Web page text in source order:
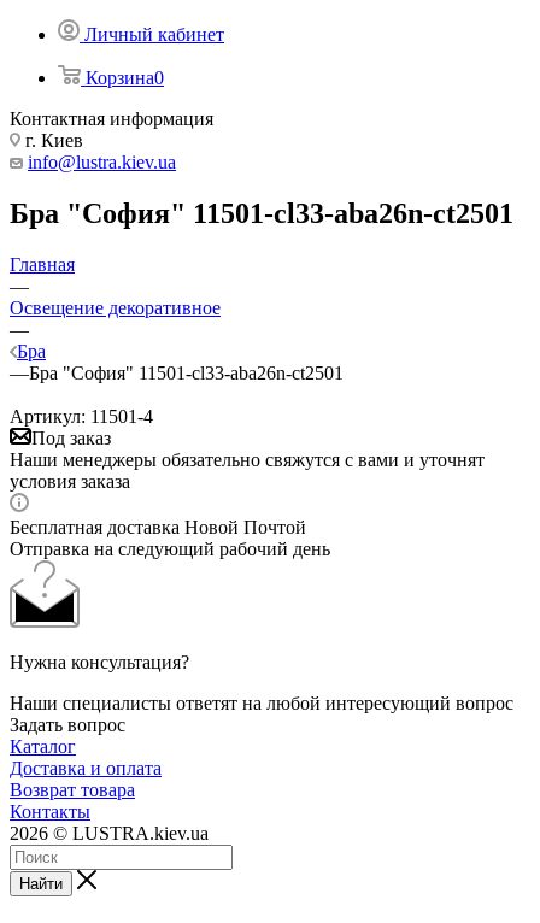
Личный кабинет
Корзина0
Контактная информация
г. Киев
info@lustra.kiev.ua
Бра "София" 11501-cl33-aba26n-ct2501
Главная
—
Освещение декоративное
—
Бра
—Бра "София" 11501-cl33-aba26n-ct2501
Артикул: 11501-4
Под заказ
Наши менеджеры обязательно свяжутся с вами и уточнят
условия заказа
Бесплатная доставка Новой Почтой
Отправка на следующий рабочий день
Нужна консультация?
Наши специалисты ответят на любой интересующий вопрос
Задать вопрос
Каталог
Доставка и оплата
Возврат товара
Контакты
2026 © LUSTRA.kiev.ua
Найти